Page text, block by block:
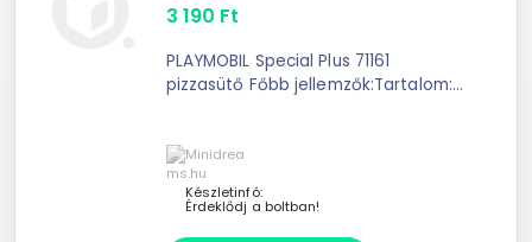
3 190 Ft
PLAYMOBIL Special Plus 71161
pizzasütő Főbb jellemzők:Tartalom:
pizzasütőTartozékok: 1 pizzasütő
sapka, 1 ...
Készletinfó:
Érdeklődj a boltban!